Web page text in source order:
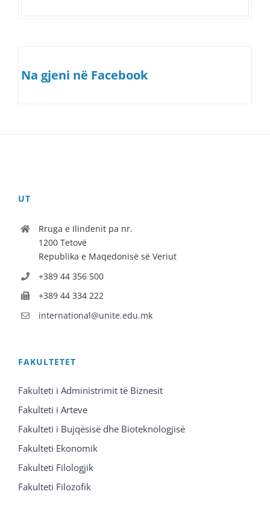
Na gjeni në Facebook
UT
Rruga e Ilindenit pa nr.
1200 Tetovë
Republika e Maqedonisë së Veriut
+389 44 356 500
+389 44 334 222
international@unite.edu.mk
FAKULTETET
Fakulteti i Administrimit të Biznesit
Fakulteti i Arteve
Fakulteti i Bujqësisë dhe Bioteknologjisë
Fakulteti Ekonomik
Fakulteti Filologjik
Fakulteti Filozofik